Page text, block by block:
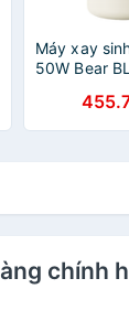
Máy xay
50W Bear
Chính Hãng
chính